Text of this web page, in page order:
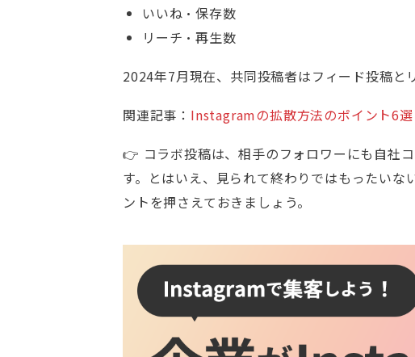
いいね・保存数
リーチ・再生数
2024年7月現在、共同投稿者はフィード投稿と
関連記事： Instagramの拡散方法のポイント6選
👉 コラボ投稿は、相手のフォロワーにも自社
す。とはいえ、見られて終わりではもったい
ントを押さえておきましょう。